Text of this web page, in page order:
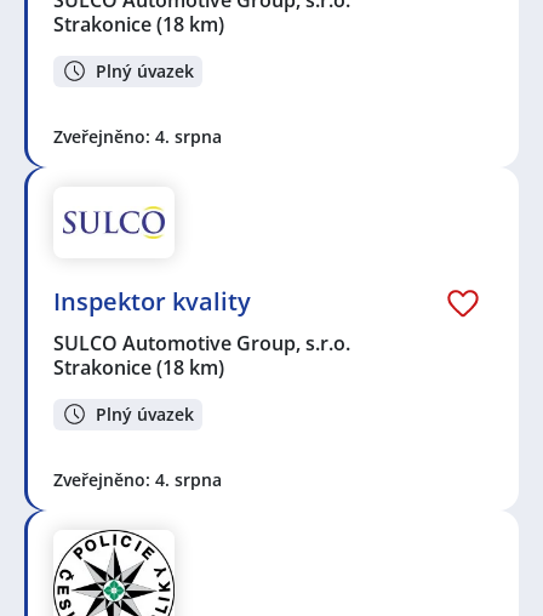
Strakonice(18 km)
Plný úvazek
Zveřejněno: 4. srpna
Inspektor kvality
SULCO Automotive Group, s.r.o.
Strakonice(18 km)
Plný úvazek
Zveřejněno: 4. srpna